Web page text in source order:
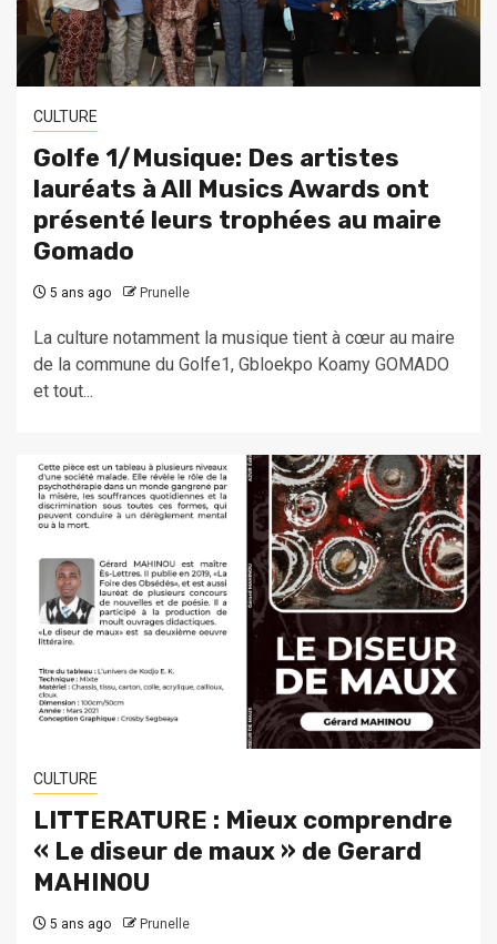
CULTURE
Golfe 1/Musique: Des artistes
lauréats à All Musics Awards ont
présenté leurs trophées au maire
Gomado
5 ans ago Prunelle
La culture notamment la musique tient à cœur au maire
de la commune du Golfe1, Gbloekpo Koamy GOMADO
et tout...
CULTURE
LITTERATURE : Mieux comprendre
« Le diseur de maux » de Gerard
MAHINOU
5 ans ago Prunelle